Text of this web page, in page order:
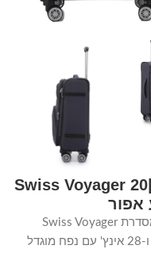
סט מזוודות בד 3 יח' 28| 24|20 Swiss Voyager
סט 3 מזוודות בד ניילון 1200D איכותי מסדרת Swiss Voyager
Castlegate בצבע אפור, בגדלים 20, 24 ו-28 אינץ' עם נפח מוגדל